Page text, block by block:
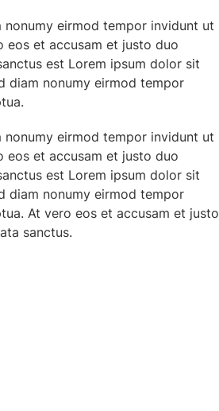
eirmod tempor invidunt ut
eos et accusam et justo duo
est Lorem ipsum dolor sit
diam nonumy eirmod tempor
eirmod tempor invidunt ut
eos et accusam et justo duo
est Lorem ipsum dolor sit
diam nonumy eirmod tempor
At vero eos et accusam et justo
sanctus.